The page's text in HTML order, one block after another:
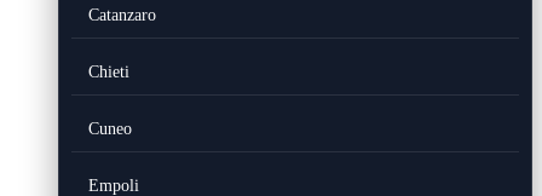
Catanzaro
Chieti
Cuneo
Empoli